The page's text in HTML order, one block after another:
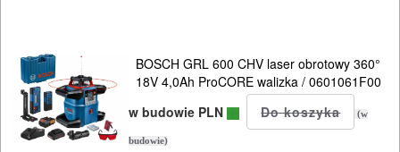
KOSY
MYJKI
CIŚNIENIOWE
BOSCH GRL 600 CHV laser obrotowy 360°
18V 4,0Ah ProCORE walizka / 0601061F00
w budowie PLN
(w
budowie)